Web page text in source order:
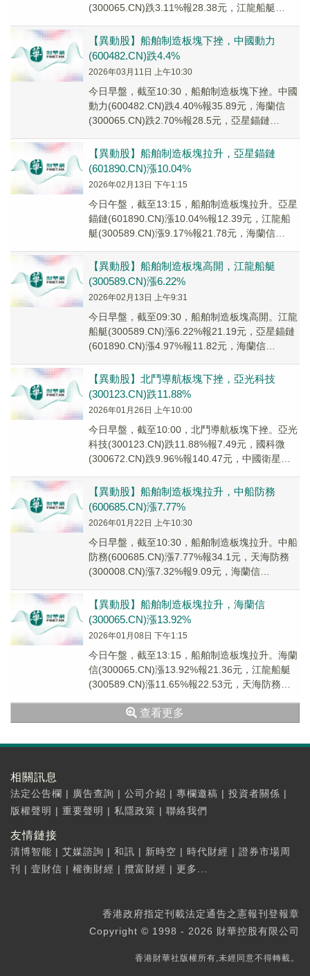
(300065.CN)跌3.11%報28.38元，江龍船艇
【異動股】船舶制造板塊下挫，中國動力
(600482.CN)跌4.4%
2026年03月11日 上午10:30
今日早盤，截至10:30，船舶制造板塊下挫。中國
動力(600482.CN)跌4.40%報35.89元，海蘭信
(300065.CN)跌2.70%報28.5元，亞星錨鏈
【異動股】船舶制造板塊拉升，亞星錨鏈
(601890.CN)漲10.04%
2026年02月13日 下午1:15
今日午盤，截至13:15，船舶制造板塊拉升。亞星
錨鏈(601890.CN)漲10.04%報12.39元，江龍船
艇(300589.CN)漲9.17%報21.78元，海蘭信
【異動股】船舶制造板塊高開，江龍船艇
(300589.CN)漲6.22%
2026年02月13日 上午9:31
今日早盤，截至09:30，船舶制造板塊高開。江龍
船艇(300589.CN)漲6.22%報21.19元，亞星錨鏈
(601890.CN)漲4.97%報11.82元，海蘭信
【異動股】北鬥導航板塊下挫，亞光科技
(300123.CN)跌11.88%
2026年01月26日 上午10:00
今日早盤，截至10:00，北鬥導航板塊下挫。亞光
科技(300123.CN)跌11.88%報7.49元，國科微
(300672.CN)跌9.96%報140.47元，中國衛星
【異動股】船舶制造板塊拉升，中船防務
(600685.CN)漲7.77%
2026年01月22日 上午10:30
今日早盤，截至10:30，船舶制造板塊拉升。中船
防務(600685.CN)漲7.77%報34.1元，天海防務
(300008.CN)漲7.32%報9.09元，海蘭信
【異動股】船舶制造板塊拉升，海蘭信
(300065.CN)漲13.92%
2026年01月08日 下午1:15
今日午盤，截至13:15，船舶制造板塊拉升。海蘭
信(300065.CN)漲13.92%報21.36元，江龍船艇
(300589.CN)漲11.65%報22.53元，天海防務
查看更多
相關訊息
法定公告欄 | 廣告查詢 | 公司介紹 | 專欄邀稿 | 投資者關係 |
版權聲明 | 重要聲明 | 私隱政策 | 聯絡我們
友情鏈接
清博智能 | 艾媒諮詢 | 和訊 | 新時空 | 時代財經 | 證券市場周
刊
| 壹財信 | 權衡財經 | 攬富財經 | 更多...
香港政府指定刊載法定通告之憲報刊登報章
Copyright © 1998 - 2026 財華控股有限公司
香港財華社版權所有,未經同意不得轉載。